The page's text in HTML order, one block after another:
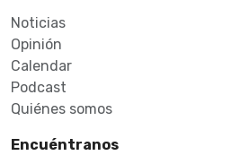
Noticias
Opinión
Calendar
Podcast
Quiénes somos
Encuéntranos